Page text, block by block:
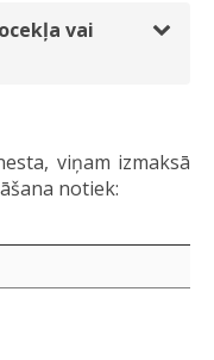
vai
viņam izmaksā
notiek: